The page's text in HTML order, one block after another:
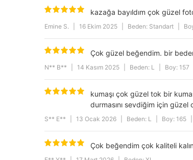
kazağa bayıldım çok güzel
Emine S. 16 Ekim 2025 Beden: Standart
Çok güzel beğendim. bir
N** B** 14 Kasım 2025 Beden: L Boy: 157
kumaşı çok güzel tok bir
durmasını sevdiğim için
S** E** 13 Ocak 2026 Beden: L Boy: 165
Çok beğendim çok kaliteli